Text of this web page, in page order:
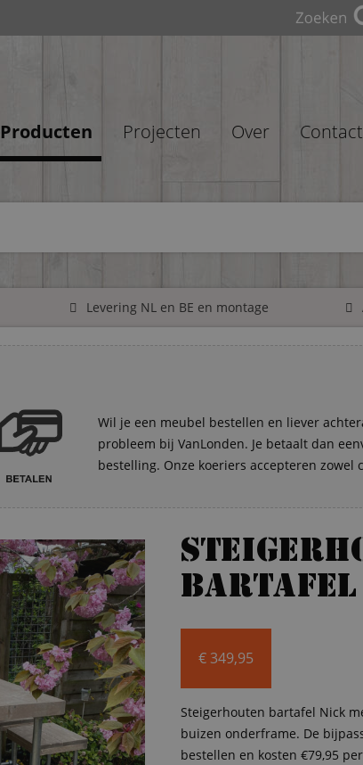
Producten Projecten Over Contact
Levering NL en BE en montage
Wil je een meubel bestellen en liever
probleem bij VanLonden. Je betaalt dan
bestelling. Onze koeriers accepteren zowel
bartafel
€349,95
Steigerhouten bartafel Nick
buizen onderframe. De
bestellen en kosten €79,95